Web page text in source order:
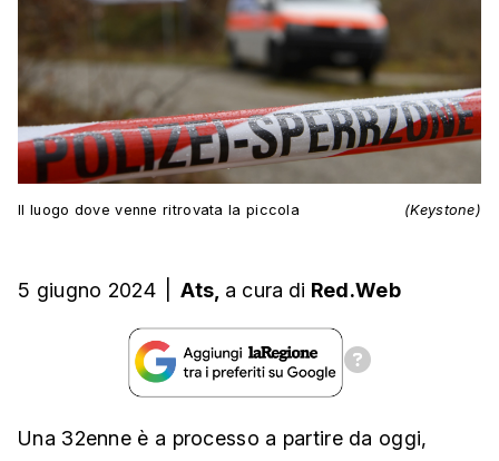
Il luogo dove venne ritrovata la piccola (Keystone)
5 giugno 2024 Ats, a cura di Red.Web
Una 32enne è a processo a partire da oggi,